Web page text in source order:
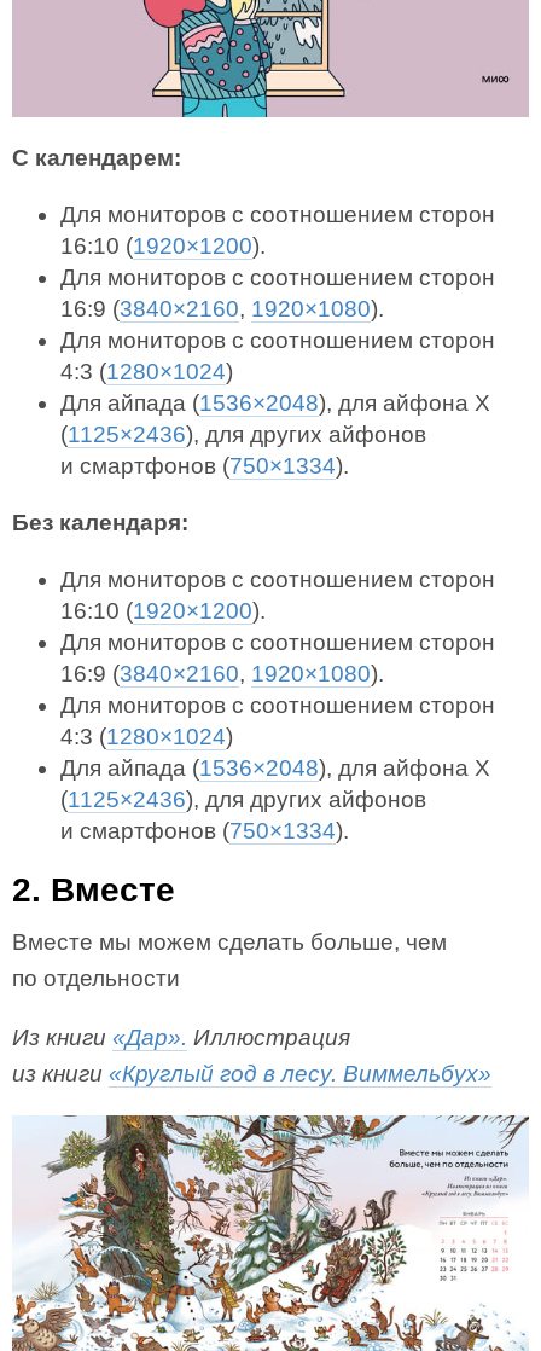
С календарем:
Для мониторов с соотношением сторон
16:10 (1920×1200).
Для мониторов с соотношением сторон
16:9 (3840×2160, 1920×1080).
Для мониторов с соотношением сторон
4:3 (1280×1024)
Для айпада (1536×2048), для айфона X
(1125×2436), для других айфонов
и смартфонов (750×1334).
Без календаря:
Для мониторов с соотношением сторон
16:10 (1920×1200).
Для мониторов с соотношением сторон
16:9 (3840×2160, 1920×1080).
Для мониторов с соотношением сторон
4:3 (1280×1024)
Для айпада (1536×2048), для айфона X
(1125×2436), для других айфонов
и смартфонов (750×1334).
2. Вместе
Вместе мы можем сделать больше, чем
по отдельности
Из книги «Дар». Иллюстрация
из книги «Круглый год в лесу. Виммельбух»